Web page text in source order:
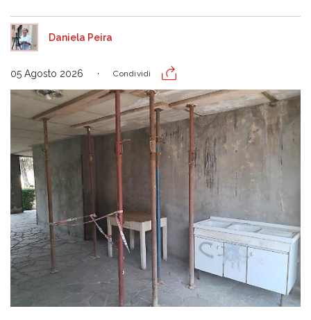
Daniela Peira
05 Agosto 2026 Condividi